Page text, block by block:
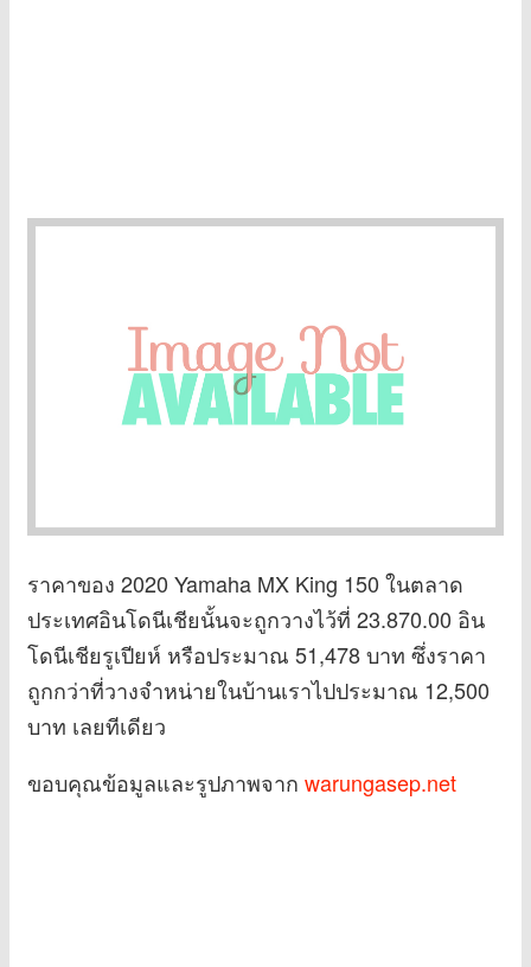
ราคาของ 2020 Yamaha MX King 150 ในตลาด
ประเทศอินโดนีเชียนั้นจะถูกวางไว้ที่ 23.870.00 อิน
โดนีเชียรูเปียห์ หรือประมาณ 51,478 บาท ซึ่งราคา
ถูกกว่าที่วางจำหน่ายในบ้านเราไปประมาณ 12,500
บาท เลยทีเดียว
ขอบคุณข้อมูลและรูปภาพจาก warungasep.net